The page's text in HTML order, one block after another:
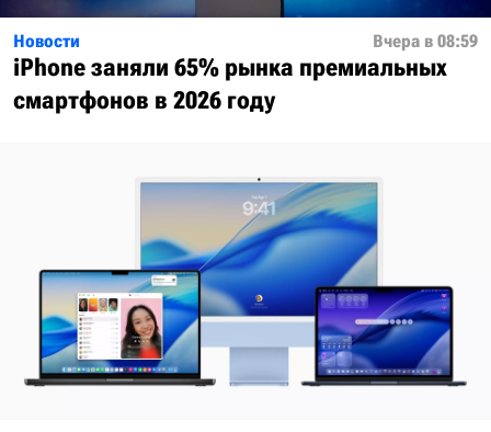
Новости Вчера в 08:59
iPhone заняли 65% рынка премиальных
смартфонов в 2026 году